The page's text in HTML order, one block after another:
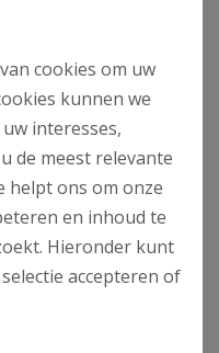
aan
cookies om uw
kunnen we
interesses,
de meest relevante
helpt ons om onze
en inhoud te
Hieronder kunt
accepteren of